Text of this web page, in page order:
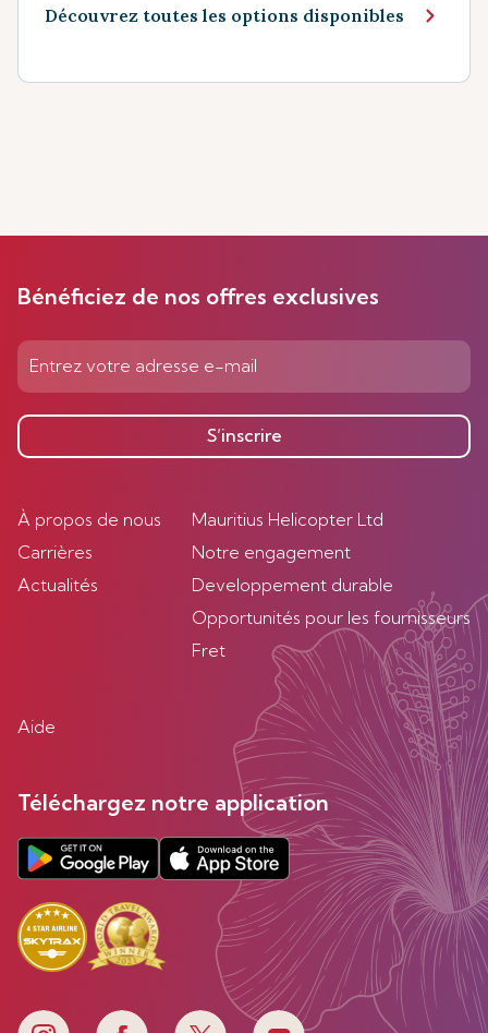
Découvrez toutes les options disponibles
Bénéficiez de nos offres exclusives
S’inscrire
À propos de nous
Carrières
Actualités
Mauritius Helicopter Ltd
Notre engagement
Developpement durable
Opportunités pour les fournisseurs
Fret
Aide
Téléchargez notre application